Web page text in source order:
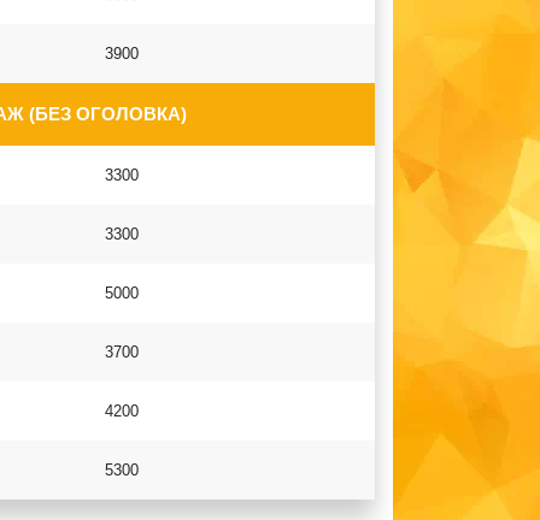
3900
(БЕЗ ОГОЛОВКА)
3300
3300
5000
3700
4200
5300